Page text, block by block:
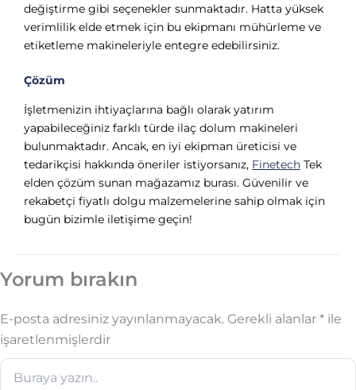
değiştirme gibi seçenekler sunmaktadır. Hatta yüksek
verimlilik elde etmek için bu ekipmanı mühürleme ve
etiketleme makineleriyle entegre edebilirsiniz.
Çözüm
İşletmenizin ihtiyaçlarına bağlı olarak yatırım
yapabileceğiniz farklı türde ilaç dolum makineleri
bulunmaktadır. Ancak, en iyi ekipman üreticisi ve
tedarikçisi hakkında öneriler istiyorsanız, Finetech Tek
elden çözüm sunan mağazamız burası. Güvenilir ve
rekabetçi fiyatlı dolgu malzemelerine sahip olmak için
bugün bizimle iletişime geçin!
Yorum bırakın
E-posta adresiniz yayınlanmayacak. Gerekli alanlar * ile
işaretlenmişlerdir
Buraya
yazın..